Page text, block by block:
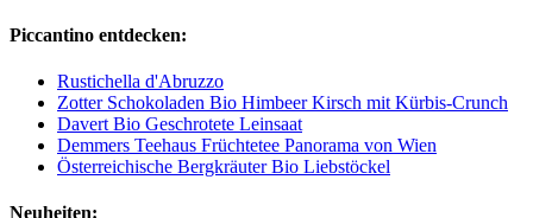
Piccantino entdecken:
Rustichella d'Abruzzo
Zotter Schokoladen Bio Himbeer Kirsch mit Kürbis-Crunch
Davert Bio Geschrotete Leinsaat
Demmers Teehaus Früchtetee Panorama von Wien
Österreichische Bergkräuter Bio Liebstöckel
Neuheiten: